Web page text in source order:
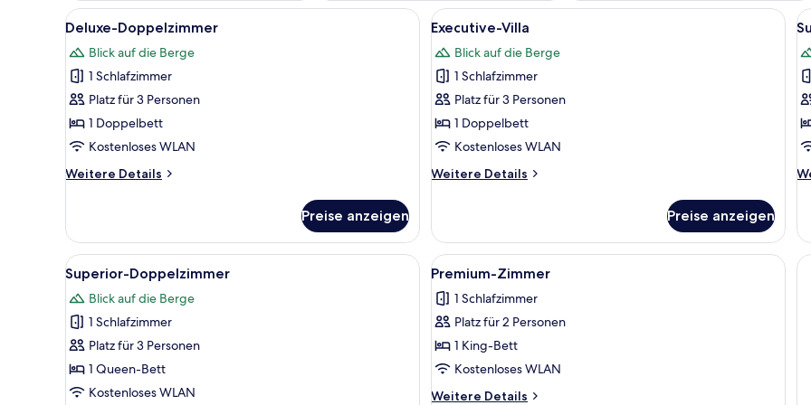
Alle
Fotos
für
Deluxe-
Doppelzimmer
anzeigen
Ein Hotelzimmer mit Holzboden, einem Bett mit weißer Bettwäsche, einem Holzkopfende, einem
4
Deluxe-Doppelzimmer
Blick auf die Berge
1 Schlafzimmer
Platz für 3 Personen
1 Doppelbett
Kostenloses WLAN
Weitere Details
Weitere
Doppelzimmer
Preise anzeigen
Alle
Fotos
für
Executive-
Villa
anzeigen
Ein Schlafzimmer mit Holzboden,
8
Executive-Villa
Blick auf die Berge
1 Schlafzimmer
Platz für 3 Personen
1 Doppelbett
Kostenloses WLAN
Weitere Details
Weitere
Villa
Preise anzeigen
Alle
Fotos
für
Superior-
Doppelzimmer
anzeigen
Ein Hotelzimmer mit Holzboden, einem Bett mit rot-weiß gestreifter Bettwäsche, einem Nachttisch mit
1
Superior-Doppelzimmer
Blick auf die Berge
1 Schlafzimmer
Platz für 3 Personen
1 Queen-Bett
Kostenloses WLAN
Alle
Fotos
für
Premium-
Zimmer
anzeigen
Premium-Zimmer | Kostenloses WLAN
1
Premium-Zimmer
1 Schlafzimmer
Platz für 2 Personen
1 King-Bett
Kostenloses WLAN
Weitere Details
Weitere